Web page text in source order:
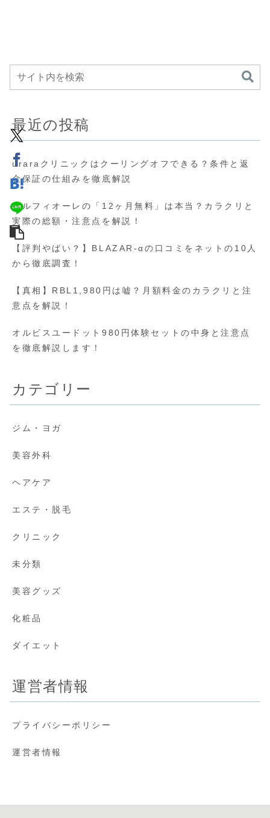
最近の投稿
uraraクリニックはクーリングオフできる？条件と返
金保証の仕組みを徹底解説
ベルフィオーレの「12ヶ月無料」は本当？カラクリと
実際の総額・注意点を解説！
【評判やばい？】BLAZAR-αの口コミをネットの10人
から徹底調査！
【真相】RBL1,980円は嘘？月額料金のカラクリと注
意点を解説！
オルビスユードット980円体験セットの中身と注意点
を徹底解説します！
カテゴリー
ジム・ヨガ
美容外科
ヘアケア
エステ・脱毛
クリニック
未分類
美容グッズ
化粧品
ダイエット
運営者情報
プライバシーポリシー
運営者情報